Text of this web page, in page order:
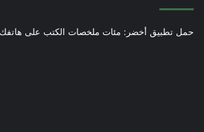
حمل تطبيق أخضر: مئات ملخصات الكتب على هاتفك